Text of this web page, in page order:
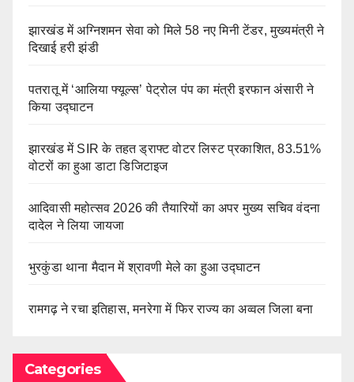
झारखंड में अग्निशमन सेवा को मिले 58 नए मिनी टेंडर, मुख्यमंत्री ने
दिखाई हरी झंडी
पतरातू में ‘आलिया फ्यूल्स’ पेट्रोल पंप का मंत्री इरफान अंसारी ने
किया उद्घाटन
झारखंड में SIR के तहत ड्राफ्ट वोटर लिस्ट प्रकाशित, 83.51%
वोटरों का हुआ डाटा डिजिटाइज
आदिवासी महोत्सव 2026 की तैयारियों का अपर मुख्य सचिव वंदना
दादेल ने लिया जायजा
भुरकुंडा थाना मैदान में श्रावणी मेले का हुआ उद्घाटन
रामगढ़ ने रचा इतिहास, मनरेगा में फिर राज्य का अव्वल जिला बना
Categories